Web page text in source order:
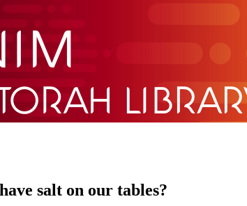
salt on our tables?